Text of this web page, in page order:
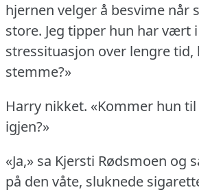
hjernen velger å besvime når
store. Jeg tipper hun har vært
stressituasjon over lengre tid,
stemme?»
Harry nikket. «Kommer hun
igjen?»
«Ja,» sa Kjersti Rødsmoen og
på den våte, sluknede